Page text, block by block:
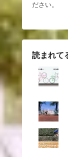
ださい。
読まれて